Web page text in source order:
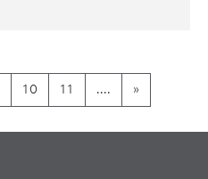
10 11 .... »